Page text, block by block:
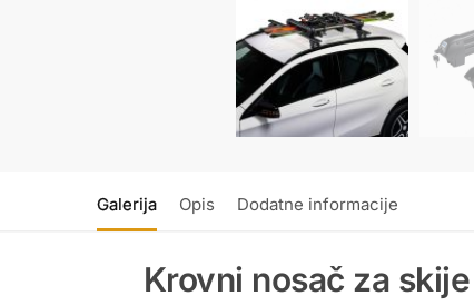
Galerija Opis Dodatne informacije
Krovni nosač za